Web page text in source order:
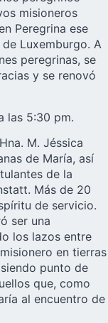
misioneros
Peregrina ese
Luxemburgo. A
peregrinas, se
y se renovó
las 5:30 pm.
M. Jéssica
de María, así
de la
Más de 20
de servicio.
ser una
los lazos entre
en tierras
punto de
que, como
al encuentro de